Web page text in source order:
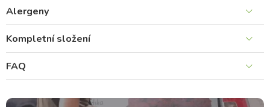
Alergeny
Kompletní složení
FAQ